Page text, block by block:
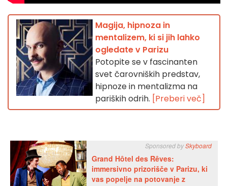
Magija, hipnoza in
mentalizem, ki si jih lahko
ogledate v Parizu
Potopite se v fascinanten
svet čarovniških predstav,
hipnoze in mentalizma na
pariških odrih. [Preberi več]